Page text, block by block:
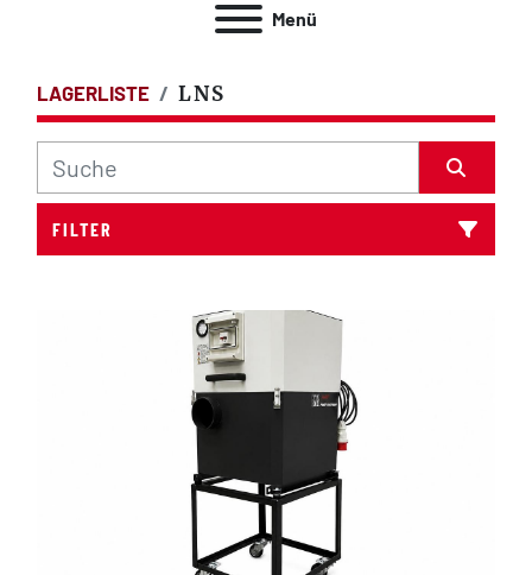
Menü
LAGERLISTE LNS
FILTER
Sortieren nach